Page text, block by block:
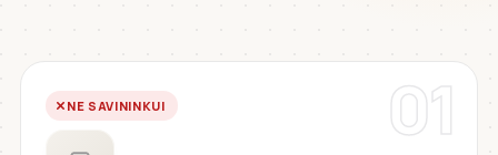
01
NE SAVININKUI